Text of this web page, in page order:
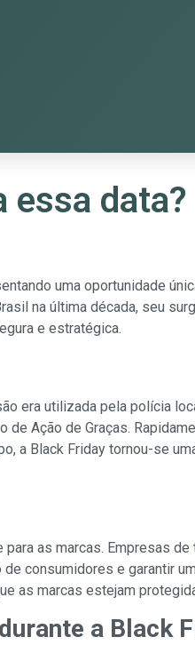
essa data?
uma oportunidade
na última década, seu
e estratégica.
era utilizada pela polícia
Ação de Graças.
a Black Friday tornou-se
as marcas. Empresas
consumidores e garantir
as marcas estejam
a Black